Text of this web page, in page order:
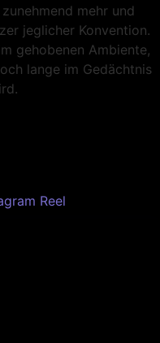
mehr und
jeglicher Konvention.
gehobenen Ambiente,
lange im Gedächtnis
Reel